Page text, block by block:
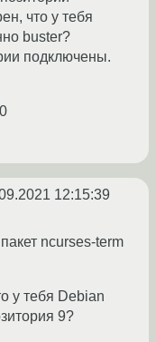
что у тебя
buster?
подключены.
12:15:39
ncurses-term
у тебя Debian
9?